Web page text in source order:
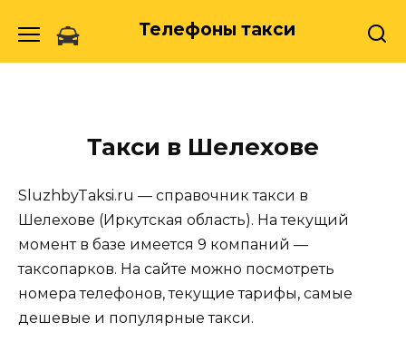
Телефоны такси
Такси в Шелехове
SluzhbyTaksi.ru — справочник такси в
Шелехове (Иркутская область). На текущий
момент в базе имеется 9 компаний —
таксопарков. На сайте можно посмотреть
номера телефонов, текущие тарифы, самые
дешевые и популярные такси.